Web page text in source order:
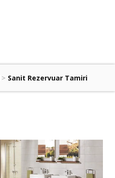
> Sanit Rezervuar Tamiri